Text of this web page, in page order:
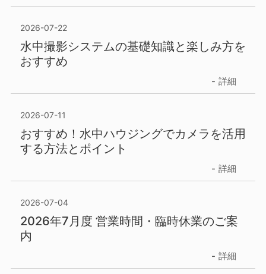
2026-07-22
水中撮影システムの基礎知識と楽しみ方を
おすすめ
詳細
2026-07-11
おすすめ！水中ハウジングでカメラを活用
する方法とポイント
詳細
2026-07-04
2026年7月度 営業時間・臨時休業のご案
内
詳細